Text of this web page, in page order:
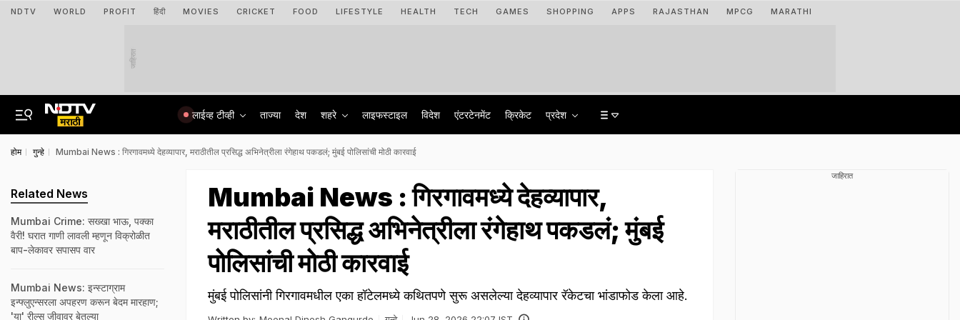
NDTV WORLD PROFIT हिंदी MOVIES CRICKET FOOD LIFESTYLE HEALTH TECH GAMES SHOPPING APPS RAJASTHAN MPCG MARATHI
जाहिरात
लाईव्ह टीव्ही ताज्या देश शहरे लाइफस्टाइल विदेश एंटरटेनमेंट क्रिकेट प्रदेश
होम गुन्हे Mumbai News : गिरगावमध्ये देहव्यापार, मराठीतील प्रसिद्ध अभिनेत्रीला रंगेहाथ पकडलं; मुंबई पोलिसांची मोठी कारवाई
Mumbai News : गिरगावमध्ये देहव्यापार,
मराठीतील प्रसिद्ध अभिनेत्रीला रंगेहाथ पकडलं; मुंबई
पोलिसांची मोठी कारवाई
मुंबई पोलिसांनी गिरगावमधील एका हॉटेलमध्ये कथितपणे सुरू असलेल्या देहव्यापार रॅकेटचा भांडाफोड केला आहे.
Related News
Mumbai Crime: सख्खा भाऊ, पक्का
वैरी! घरात गाणी लावली म्हणून विक्रोळीत
बाप-लेकावर सपासप वार
Mumbai News: इन्स्टाग्राम
इन्फ्लुएन्सरला अपहरण करून बेदम मारहाण;
'या' रील्स जीवावर बेतल्या
जाहिरात